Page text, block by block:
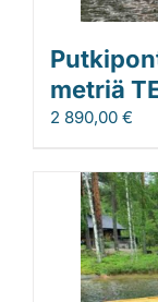
metriä
2 890,00 €